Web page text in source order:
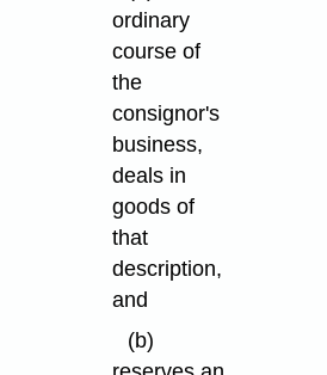
ordinary
course of
the
consignor's
business,
deals in
goods of
that
description,
and
(b)